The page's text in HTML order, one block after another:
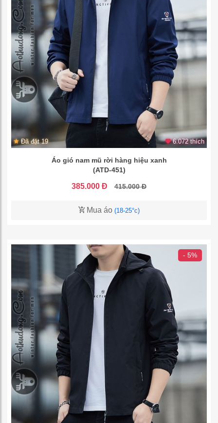
Đã đặt 19 6.072 thích
Áo gió nam mũ rời hàng hiệu xanh
(ATD-451)
385.000 Đ 415.000 Đ
Mua áo (18-25°c)
- 5%